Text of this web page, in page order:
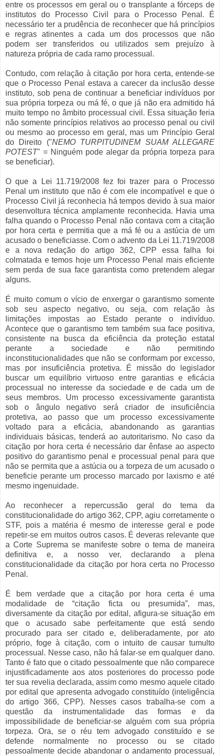
entre os processos em geral ou o transplante a fórceps de
institutos do Processo Civil para o Processo Penal. É
necessário ter a prudência de reconhecer que há princípios
e regras atinentes a cada um dos processos que não
podem ser transferidos ou utilizados sem prejuízo à
natureza própria de cada ramo processual.
Contudo, com relação à citação por hora certa, entende-se
que o Processo Penal estava a carecer da inclusão desse
instituto, sob pena de continuar a beneficiar indivíduos por
sua própria torpeza ou má fé, o que já não era admitido há
muito tempo no âmbito processual civil. Essa situação feria
não somente princípios relativos ao processo penal ou civil
ou mesmo ao processo em geral, mas um Princípio Geral
do Direito ("NEMO TURPITUDINEM SUAM ALLEGARE
POTEST" = Ninguém pode alegar da própria torpeza para
se beneficiar).
O que a Lei 11.719/2008 fez foi trazer para o Processo
Penal um instituto que não é com ele incompatível e que o
Processo Civil já reconhecia há tempos devido à sua maior
desenvoltura técnica amplamente reconhecida. Havia uma
falha quando o Processo Penal não contava com a citação
por hora certa e permitia que a má fé ou a astúcia de um
acusado o beneficiasse. Com o advento da Lei 11.719/2008
e a nova redação do artigo 362, CPP essa falha foi
colmatada e temos hoje um Processo Penal mais eficiente
sem perda de sua face garantista como pretendem alegar
alguns.
É muito comum o vício de enxergar o garantismo somente
sob seu aspecto negativo, ou seja, com relação às
limitações impostas ao Estado perante o indivíduo.
Acontece que o garantismo tem também sua face positiva,
consistente na busca da eficiência da proteção estatal
perante a sociedade e não permitindo
inconstitucionalidades que não se conformam por excesso,
mas por insuficiência protetiva. É missão do legislador
buscar um equilíbrio virtuoso entre garantias e eficácia
processual no interesse da sociedade e de cada um de
seus membros. Um processo excessivamente garantista
sob o ângulo negativo será criador de insuficiência
protetiva, ao passo que um processo excessivamente
voltado para a eficácia, abandonando as garantias
individuais básicas, tenderá ao autoritarismo. No caso da
citação por hora certa é necessário dar ênfase ao aspecto
positivo do garantismo penal e processual penal para que
não se permita que a astúcia ou a torpeza de um acusado o
beneficie perante um processo marcado por laxismo e até
mesmo ingenuidade.
Ao reconhecer a repercussão geral do tema da
constitucionalidade do artigo 362, CPP, agiu corretamente o
STF, pois a matéria é mesmo de interesse geral e pode
repetir-se em muitos outros casos. É deveras relevante que
a Corte Suprema se manifeste sobre o tema de maneira
definitiva e, a nosso ver, declarando a plena
constitucionalidade da citação por hora certa no Processo
Penal.
É bem verdade que a citação por hora certa é uma
modalidade de “citação ficta ou presumida”, mas,
diversamente da citação por edital, afigura-se situação em
que o acusado sabe perfeitamente que está sendo
procurado para ser citado e, deliberadamente, por ato
próprio, foge à citação, com o intuito de causar tumulto
processual. Nesse caso, não há falar-se em qualquer dano.
Tanto é fato que o citado pessoalmente que não comparece
injustificadamente aos atos posteriores do processo pode
ter sua revelia declarada, assim como mesmo aquele citado
por edital que apresenta advogado constituído (inteligência
do artigo 366, CPP). Nesses casos trabalha-se com a
questão da instrumentalidade das formas e da
impossibilidade de beneficiar-se alguém com sua própria
torpeza. Ora, se o réu tem advogado constituído e se
defende normalmente no processo ou se citado
pessoalmente decide abandonar o andamento processual,